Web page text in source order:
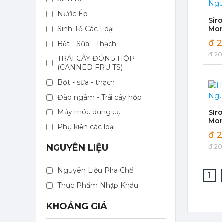
Nước Ép
Sinh Tố Các Loại
Bột - Sữa - Thạch
TRÁI CÂY ĐÓNG HỘP
(CANNED FRUITS)
Bột - sữa - thạch
Đào ngâm - Trái cây hộp
Máy móc dụng cụ
Phụ kiện các loại
NGUYÊN LIỆU
Nguyên Liệu Pha Chế
Thực Phẩm Nhập Khẩu
KHOẢNG GIÁ
403,700 đ
386,100
367,000 đ
351,000
đ
đ
đ
đ
1